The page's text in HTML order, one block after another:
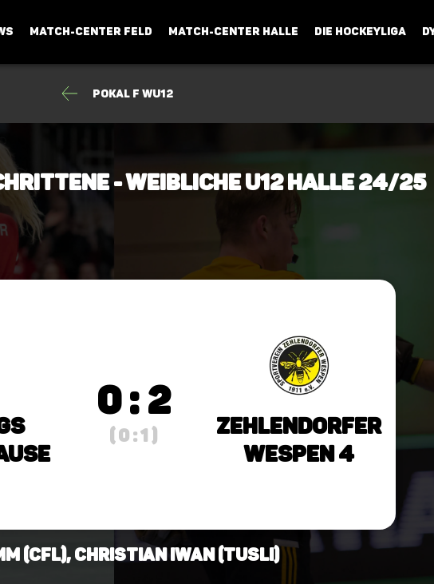
MATCH-CENTER FELD MATCH-CENTER HALLE DIE HOCKEYLIGA
Pokal F wU12
- weibliche U12 Halle 24/25
0 : 2
( 0 : 1 )
Zehlendorfer
Wespen 4
(CfL), Christian Iwan (TuSLi)